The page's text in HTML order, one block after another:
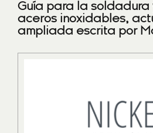
Guía para la soldadura
aceros inoxidables,
ampliada escrita por